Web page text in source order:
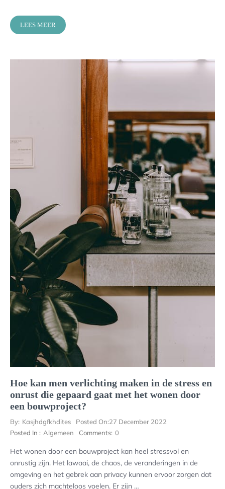
LEES MEER
Hoe kan men verlichting maken in de stress en
onrust die gepaard gaat met het wonen door
een bouwproject?
By: Kasjhdgfkhdites Posted On:27 December 2022
Posted In : Algemeen Comments: 0
Het wonen door een bouwproject kan heel stressvol en
onrustig zijn. Het lawaai, de chaos, de veranderingen in de
omgeving en het gebrek aan privacy kunnen ervoor zorgen dat
ouders zich machteloos voelen. Er zijn …